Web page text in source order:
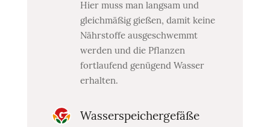
Hier muss man langsam und
gleichmäßig gießen, damit keine
Nährstoffe ausgeschwemmt
werden und die Pflanzen
fortlaufend genügend Wasser
erhalten.
Wasserspeichergefäße